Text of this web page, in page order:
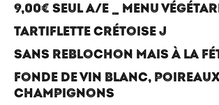
9,00€ SEUL A/E _ MENU
TARTIFLETTE CRÉTOISE J
SANS REBLOCHON MAIS À LA
FONDE DE VIN BLANC,
CHAMPIGNONS